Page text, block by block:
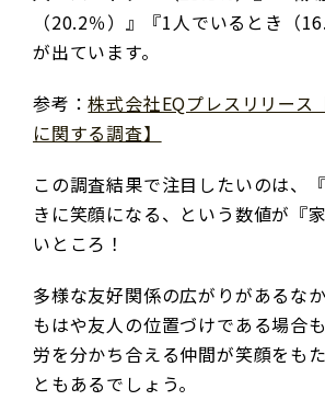
（20.2％）』『1人でいるとき（
が出ています。
参考：株式会社EQプレスリリース
に関する調査】
この調査結果で注目したいのは、
きに笑顔になる、という数値が『
いところ！
多様な友好関係の広がりがあるな
もはや友人の位置づけである場合
労を分かち合える仲間が笑顔をも
ともあるでしょう。